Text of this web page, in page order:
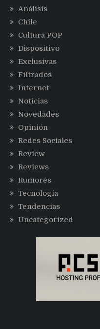
Análisis
Chile
Cultura POP
Dispositivo
Exclusivas
Filtrados
Internet
Noticias
Novedades
Opinión
Redes Sociales
Review
Reviews
Rumores
Tecnología
Tendencias
Uncategorized